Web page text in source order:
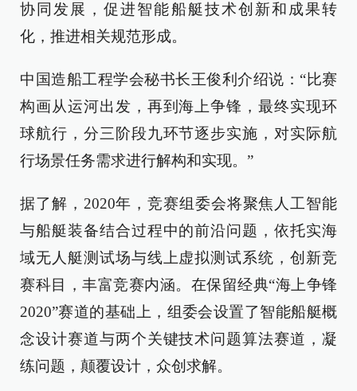
协同发展，促进智能船艇技术创新和成果转
化，推进相关规范形成。
中国造船工程学会秘书长王俊利介绍说：“比赛
构画从运河出发，再到海上争锋，最终实现环
球航行，分三阶段九环节逐步实施，对实际航
行场景任务需求进行解构和实现。”
据了解，2020年，竞赛组委会将聚焦人工智能
与船艇装备结合过程中的前沿问题，依托实海
域无人艇测试场与线上虚拟测试系统，创新竞
赛科目，丰富竞赛内涵。在保留经典“海上争锋
2020”赛道的基础上，组委会设置了智能船艇概
念设计赛道与两个关键技术问题算法赛道，凝
练问题，颠覆设计，众创求解。